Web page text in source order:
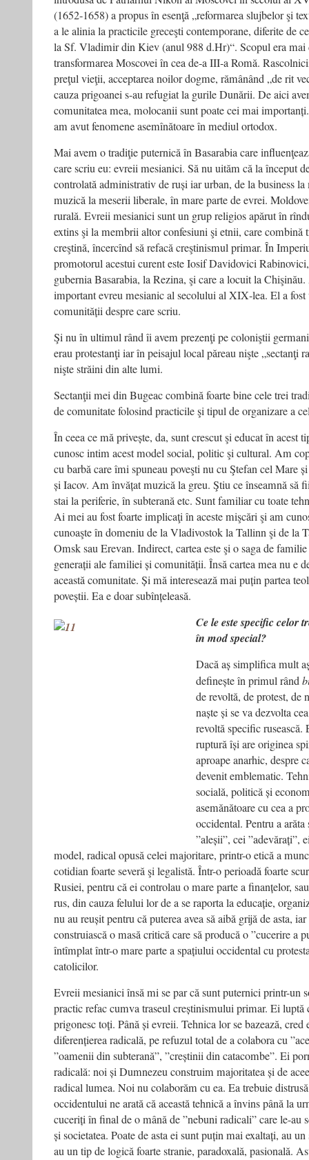
(1652‑1658) a propus în esenţă „reformarea slujbelor şi
a le alinia la practicile greceşti contemporane, diferite de
la Sf. Vladimir din Kiev (anul 988 d.Hr)“. Scopul era mai
transformarea Moscovei în cea de‑a III‑a Romă.
preţul vieţii, accep­tarea noilor dogme, rămânând „de rit
cauza prigoanei s-au refugiat la gurile Dunării. De aici
comunitatea mea, molocanii sunt poate cei mai
am avut fenomene asemînătoare în mediul ortodox.
Mai avem o tradiţie puternică în Basarabia care
care scriu eu: evreii mesianici. Să nu uităm că la început
controlată administrativ de ruși iar urban, de la business la
muzică la meserii liberale, în mare parte de evrei.
rurală. Evreii mesianici sunt un grup religios apărut în
extins şi la membrii altor confesiuni şi etnii, care com­bină
creştină, încercînd să refacă creştinismul primar. În
promotorul acestui curent este Iosif Davidovici
gubernia Basarabia, la Rezina, şi care a locuit la
important evreu mesianic al secolului al XIX‑lea. El a
comunității despre care scriu.
Şi nu în ultimul rând îi avem prezenţi pe coloniştii
erau protestanţi iar în peisajul local păreau nişte „sectanţi
nişte străini din alte lumi.
Sectanţii mei din Bugeac combină foarte bine cele trei
de comunitate folosind practicile şi tipul de organizare a
În ceea ce mă privește, da, sunt crescut şi educat în acest
cunosc intim acest model social, politic şi cultural. Am
cu barbă care îmi spuneau poveşti nu cu Ştefan cel Mare
și Iacov. Am învățat muzică la greu. Ştiu ce înseamnă să
stai la periferie, în subterană etc. Sunt familiar cu toate
Ai mei au fost foarte implicaţi în aceste mişcări şi am
cunoaşte în domeniu de la Vladivostok la Tallinn şi de la
Omsk sau Erevan. Indirect, cartea este şi o saga de
generații ale familiei și comunității. Însă cartea mea nu e
această comunitate. Și mă interesează mai puțin partea
poveștii. Ea e doar subînțeleasă.
Ce le este specific celor
în mod special?
Dacă aș simplifica mult
definește în primul rând
de revoltă, de protest, de
naște și se va dezvolta
revoltă specific rusească.
ruptură își are originea
aproape anarhic, despre
devenit emblematic.
socială, politică și
asemănătoare cu cea a
occidental. Pentru a
”aleșii”, cei ”adevărați”,
model, radical opusă celei majoritare, printr-o etică a
cotidian foarte severă şi legalistă. Într-o perioadă foarte
Rusiei, pentru că ei controlau o mare parte a finanțelor,
rus, din cauza felului lor de a se raporta la educație,
nu au reușit pentru că puterea avea să aibă grijă de asta,
construiască o masă critică care să producă o ”cucerire a
întîmplat într-o mare parte a spațiului occidental cu
catolicilor.
Evreii mesianici însă mi se par că sunt puternici printr-un
practic refac cumva traseul creștinismului primar. Ei
prigonesc toți. Până și evreii. Tehnica lor se bazează, cred
diferențierea radicală, pe refuzul total de a colabora cu
”oamenii din subterană”, ”creștinii din catacombe”. Ei
radicală: noi și Dumnezeu construim majoritatea și de
radical lumea. Noi nu colaborăm cu ea. Ea trebuie
occidentului ne arată că această tehnică a învins până la
cuceriți în final de o mână de ”nebuni radicali” care le-au
și societatea. Poate de asta ei sunt puțin mai exaltați, au
au un tip de logică foarte stranie, paradoxală, pasională.